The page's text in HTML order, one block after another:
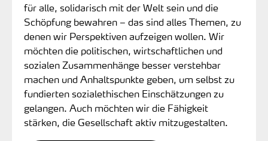
für alle, solidarisch mit der Welt sein und die
Schöpfung bewahren – das sind alles Themen, zu
denen wir Perspektiven aufzeigen wollen. Wir
möchten die politischen, wirtschaftlichen und
sozialen Zusammenhänge besser verstehbar
machen und Anhaltspunkte geben, um selbst zu
fundierten sozialethischen Einschätzungen zu
gelangen. Auch möchten wir die Fähigkeit
stärken, die Gesellschaft aktiv mitzugestalten.